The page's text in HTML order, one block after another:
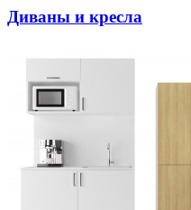
Диваны и кресла